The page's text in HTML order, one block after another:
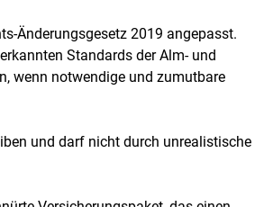
Änderungsgesetz 2019 angepasst.
Standards der Alm- und
wenn notwendige und zumutbare
und darf nicht durch unrealistische